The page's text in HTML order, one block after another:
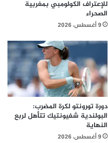
للإعتراف الكولومبي بمغربية
الصحراء
9 أغسطس، 2026
دورة تورونتو لكرة المضرب:
البولندية شفيونتيك تتأهل لربع
النهاية
9 أغسطس، 2026